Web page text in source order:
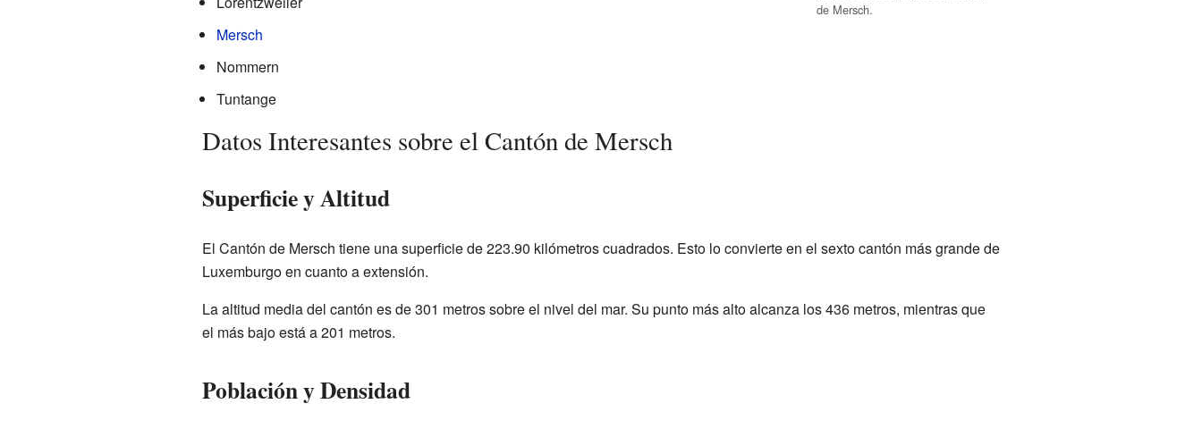
de Mersch.
Mersch
Nommern
Tuntange
Datos Interesantes sobre el Cantón de Mersch
Superficie y Altitud
El Cantón de Mersch tiene una superficie de 223.90 kilómetros cuadrados. Esto lo convierte en el sexto cantón más grande de
Luxemburgo en cuanto a extensión.
La altitud media del cantón es de 301 metros sobre el nivel del mar. Su punto más alto alcanza los 436 metros, mientras que
el más bajo está a 201 metros.
Población y Densidad